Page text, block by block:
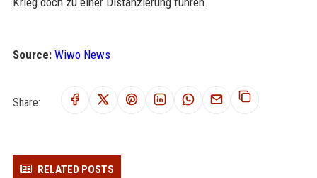
Source: Wiwo News
Share:
RELATED POSTS